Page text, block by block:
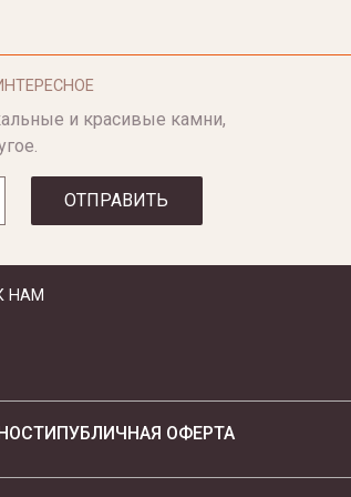
и красивые камни,
ОТПРАВИТЬ
НАМ
ПУБЛИЧНАЯ ОФЕРТА